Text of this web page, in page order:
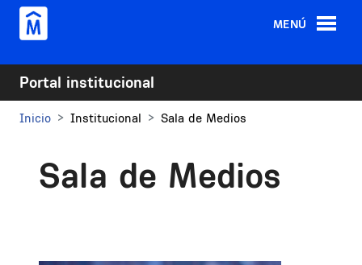
Pasar al contenido principal
MENÚ
Portal institucional
Inicio Institucional Sala de Medios
Sala de Medios